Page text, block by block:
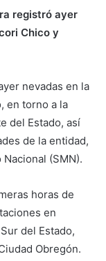
registró ayer
Chico y
nevadas en la
en torno a la
del Estado, así
de la entidad,
(SMN).
horas de
en
del Estado,
Obregón.